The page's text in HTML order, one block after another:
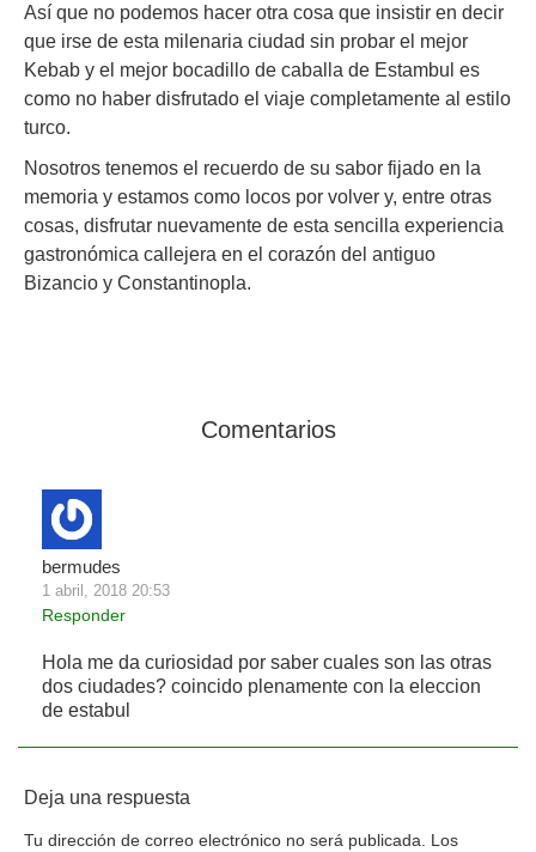
Así que no podemos hacer otra cosa que insistir en decir
que irse de esta milenaria ciudad sin probar el mejor
Kebab y el mejor bocadillo de caballa de Estambul es
como no haber disfrutado el viaje completamente al estilo
turco.
Nosotros tenemos el recuerdo de su sabor fijado en la
memoria y estamos como locos por volver y, entre otras
cosas, disfrutar nuevamente de esta sencilla experiencia
gastronómica callejera en el corazón del antiguo
Bizancio y Constantinopla.
Comentarios
bermudes
1 abril, 2018 20:53
Responder
Hola me da curiosidad por saber cuales son las otras
dos ciudades? coincido plenamente con la eleccion
de estabul
Deja una respuesta
Tu dirección de correo electrónico no será publicada.
Los